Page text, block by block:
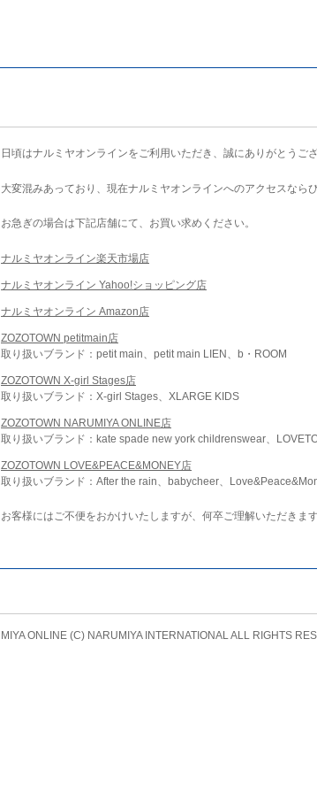
日頃はナルミヤオンラインをご利用いただき、誠にありがとうござ
大変混みあっており、現在ナルミヤオンラインへのアクセスなら
お急ぎの場合は下記店舗にて、お買い求めください。
ナルミヤオンライン楽天市場店
ナルミヤオンライン Yahoo!ショッピング店
ナルミヤオンライン Amazon店
ZOZOTOWN petitmain店
取り扱いブランド：petit main、petit main LIEN、b・ROOM
ZOZOTOWN X-girl Stages店
取り扱いブランド：X-girl Stages、XLARGE KIDS
ZOZOTOWN NARUMIYA ONLINE店
取り扱いブランド：kate spade new york childrenswear、
ZOZOTOWN LOVE&PEACE&MONEY店
取り扱いブランド：After the rain、babycheer、
お客様にはご不便をおかけいたしますが、何卒ご理解いただきま